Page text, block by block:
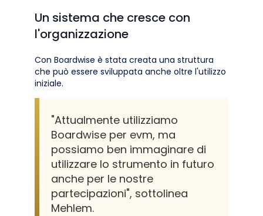
Un sistema che cresce con
l'organizzazione
Con Boardwise è stata creata una struttura
che può essere sviluppata anche oltre l'utilizzo
iniziale.
"Attualmente utilizziamo
Boardwise per evm, ma
possiamo ben immaginare di
utilizzare lo strumento in futuro
anche per le nostre
partecipazioni", sottolinea
Mehlem.